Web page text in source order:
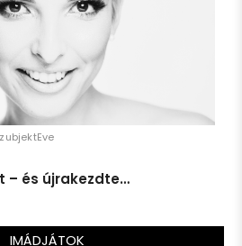
kicsit késő van ehhez most, de egy
oldalon jött szembe:
élet 4 stádiuma:
Hiszel a Télapóban.
hiszel a Télapóban.
Te vagy a Télapó.
én úton a 4. etap felé!
– és újrakezdte…
IMÁDJÁTOK